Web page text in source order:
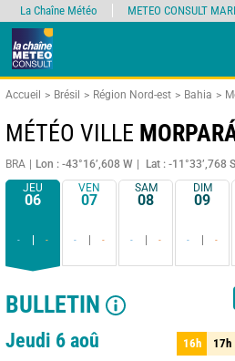
Accueil Brésil Région Nord-est Bahia
MÉTÉO VILLE
BRA Lon : -43°16’,608 W Lat : -11°33’,768 S
JEU
06
- -
VEN
07
- -
SAM
08
- -
DIM
09
- -
BULLETIN
1 jour 3 jours 15 jours
Jeudi 6 aoû 16h 17h
16h 17h
La Chaîne Météo METEO CONSULT